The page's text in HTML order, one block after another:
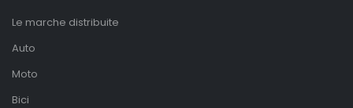
Le marche distribuite
Auto
Moto
Bici